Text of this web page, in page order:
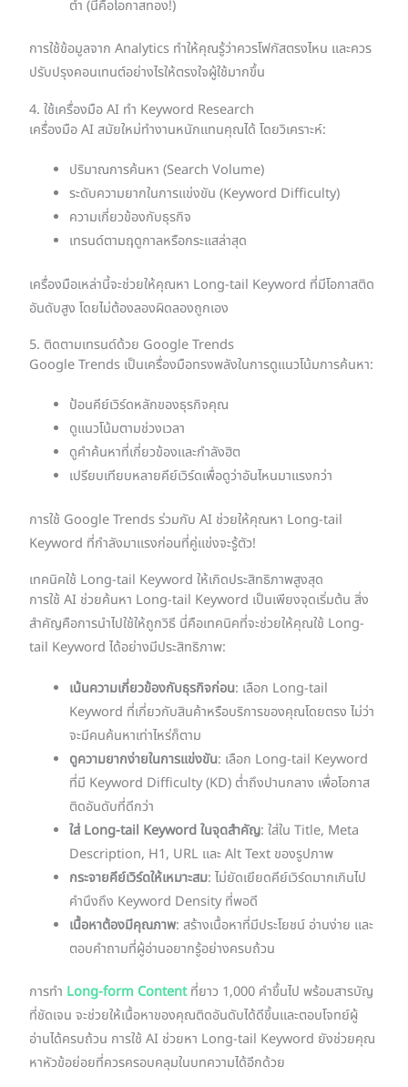
ต่ำ (นี่คือโอกาสทอง!)
การใช้ข้อมูลจาก Analytics ทำให้คุณรู้ว่าควรโฟกัสตรงไหน และควร
ปรับปรุงคอนเทนต์อย่างไรให้ตรงใจผู้ใช้มากขึ้น
4. ใช้เครื่องมือ AI ทำ Keyword Research
เครื่องมือ AI สมัยใหม่ทำงานหนักแทนคุณได้ โดยวิเคราะห์:
ปริมาณการค้นหา (Search Volume)
ระดับความยากในการแข่งขัน (Keyword Difficulty)
ความเกี่ยวข้องกับธุรกิจ
เทรนด์ตามฤดูกาลหรือกระแสล่าสุด
เครื่องมือเหล่านี้จะช่วยให้คุณหา Long-tail Keyword ที่มีโอกาสติด
อันดับสูง โดยไม่ต้องลองผิดลองถูกเอง
5. ติดตามเทรนด์ด้วย Google Trends
Google Trends เป็นเครื่องมือทรงพลังในการดูแนวโน้มการค้นหา:
ป้อนคีย์เวิร์ดหลักของธุรกิจคุณ
ดูแนวโน้มตามช่วงเวลา
ดูคำค้นหาที่เกี่ยวข้องและกำลังฮิต
เปรียบเทียบหลายคีย์เวิร์ดเพื่อดูว่าอันไหนมาแรงกว่า
การใช้ Google Trends ร่วมกับ AI ช่วยให้คุณหา Long-tail
Keyword ที่กำลังมาแรงก่อนที่คู่แข่งจะรู้ตัว!
เทคนิคใช้ Long-tail Keyword ให้เกิดประสิทธิภาพสูงสุด
การใช้ AI ช่วยค้นหา Long-tail Keyword เป็นเพียงจุดเริ่มต้น สิ่ง
สำคัญคือการนำไปใช้ให้ถูกวิธี นี่คือเทคนิคที่จะช่วยให้คุณใช้ Long-
tail Keyword ได้อย่างมีประสิทธิภาพ:
เน้นความเกี่ยวข้องกับธุรกิจก่อน: เลือก Long-tail
Keyword ที่เกี่ยวกับสินค้าหรือบริการของคุณโดยตรง ไม่ว่า
จะมีคนค้นหาเท่าไหร่ก็ตาม
ดูความยากง่ายในการแข่งขัน: เลือก Long-tail Keyword
ที่มี Keyword Difficulty (KD) ต่ำถึงปานกลาง เพื่อโอกาส
ติดอันดับที่ดีกว่า
ใส่ Long-tail Keyword ในจุดสำคัญ: ใส่ใน Title, Meta
Description, H1, URL และ Alt Text ของรูปภาพ
กระจายคีย์เวิร์ดให้เหมาะสม: ไม่ยัดเยียดคีย์เวิร์ดมากเกินไป
คำนึงถึง Keyword Density ที่พอดี
เนื้อหาต้องมีคุณภาพ: สร้างเนื้อหาที่มีประโยชน์ อ่านง่าย และ
ตอบคำถามที่ผู้อ่านอยากรู้อย่างครบถ้วน
การทำ Long-form Contentที่ยาว 1,000 คำขึ้นไป พร้อมสารบัญ
ที่ชัดเจน จะช่วยให้เนื้อหาของคุณติดอันดับได้ดีขึ้นและตอบโจทย์ผู้
อ่านได้ครบถ้วน การใช้ AI ช่วยหา Long-tail Keyword ยังช่วยคุณ
หาหัวข้อย่อยที่ควรครอบคลุมในบทความได้อีกด้วย